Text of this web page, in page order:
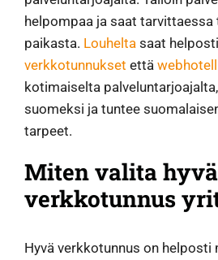
helpompaa ja saat tarvittaessa
paikasta. Louheltasaat
verkkotunnukset että
kotimaiselta
suomeksi ja tuntee
tarpeet.
Miten valita hyvä
verkkotunnus
Hyvä verkkotunnus on helposti